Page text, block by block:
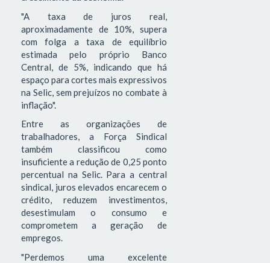
"A taxa de juros real,
aproximadamente de 10%, supera
com folga a taxa de equilíbrio
estimada pelo próprio Banco
Central, de 5%, indicando que há
espaço para cortes mais expressivos
na Selic, sem prejuízos no combate à
inflação".
Entre as organizações de
trabalhadores, a Força Sindical
também classificou como
insuficiente a redução de 0,25 ponto
percentual na Selic. Para a central
sindical, juros elevados encarecem o
crédito, reduzem investimentos,
desestimulam o consumo e
comprometem a geração de
empregos.
"Perdemos uma excelente